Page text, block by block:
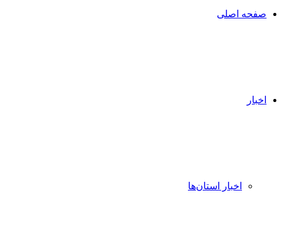
صفحه اصلی
اخبار
اخبار استان‌ها